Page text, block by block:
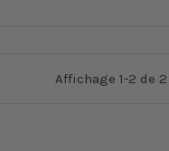
Affichage 1-2 de